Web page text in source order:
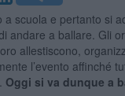
a scuola e pertanto si
andare a ballare. Gli
allestiscono,
l’evento affinché
Oggi si va dunque a